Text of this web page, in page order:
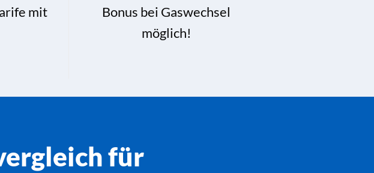
mit
Bonus bei Gaswechsel
möglich!
für